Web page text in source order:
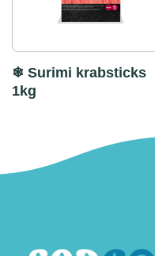
❄ Surimi krabsticks
1kg